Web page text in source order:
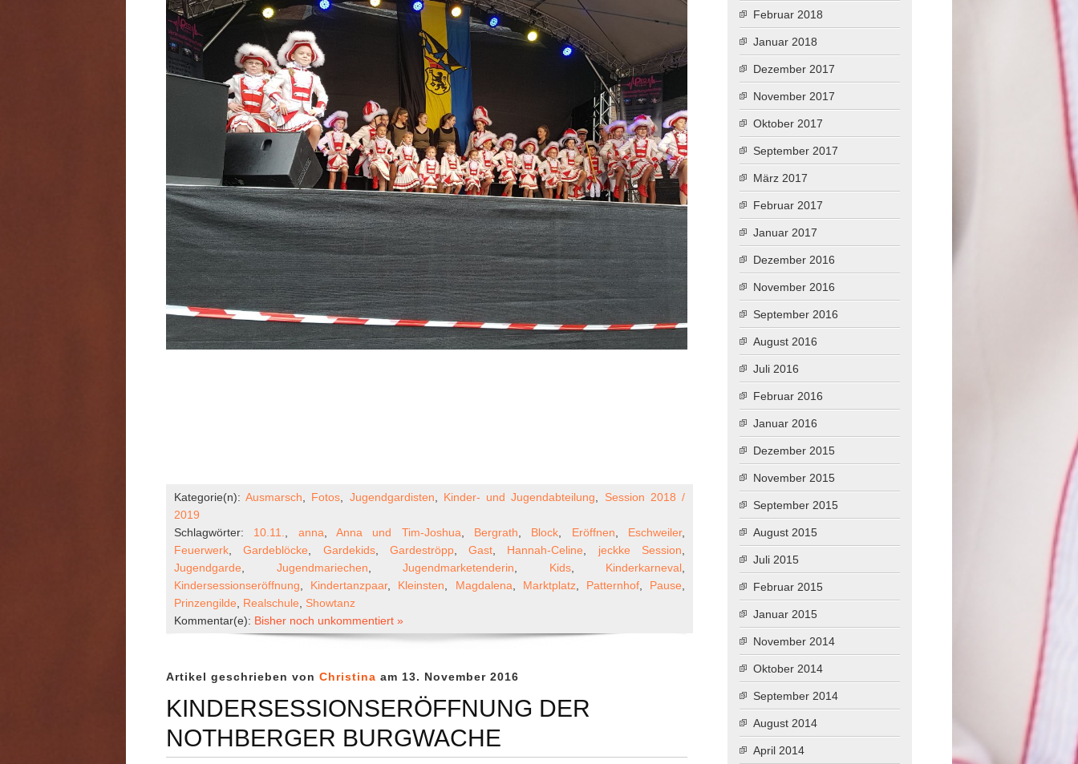
Kategorie(n):Ausmarsch Fotos Jugendgardisten Kinder- und Jugendabteilung
Session 2018 /
2019
Schlagwörter: 10.11. anna ,Anna und Tim-Joshua Bergrath Block Eröffnen Eschweiler,
Feuerwerk ,Gardeblöcke Gardekids, Gardeströpp,Gast Hannah-Celine jeckke Session
Jugendgarde
Jugendmariechen Jugendmarketenderin Kids, Kinderkarneval
Kindersessionseröffnung
Kindertanzpaar, Kleinsten Magdalena Marktplatz, Patternhof, Pause
Prinzengilde
Realschule
Showtanz
Kommentar(e): Bisher noch unkommentiert »
Artikel geschrieben von Christina am 13. November 2016
KINDERSESSIONSERÖFFNUNG DER
NOTHBERGER BURGWACHE
Februar 2018
Januar 2018
Dezember 2017
November 2017
Oktober 2017
September 2017
März 2017
Februar 2017
Januar 2017
Dezember 2016
November 2016
September 2016
August 2016
Juli 2016
Februar 2016
Januar 2016
Dezember 2015
November 2015
September 2015
August 2015
Juli 2015
Februar 2015
Januar 2015
November 2014
Oktober 2014
September 2014
August 2014
April 2014